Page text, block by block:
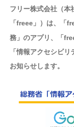
フリー株式会社（本
「freee」）は、「
務」のアプリ、「
「情報アクセシビ
お知らせします。